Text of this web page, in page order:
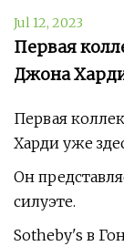
Jul 12, 2023
Первая
Джона
Первая
Харди уже
Он
силуэте.
Sotheby's в